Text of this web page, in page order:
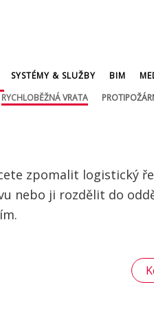
SYSTÉMY & SLUŽBY BIM
RYCHLOBĚŽNÁ VRATA
zpomalit logistický
nebo ji rozdělit do